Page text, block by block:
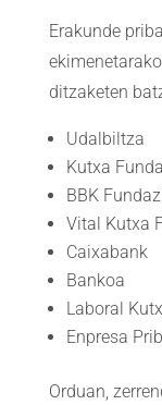
Erakunde
ditzaketen
Udalbiltza
Kutxa
BBK
Vital Kutxa
Caixabank
Bankoa
Laboral
Enpresa
Orduan,